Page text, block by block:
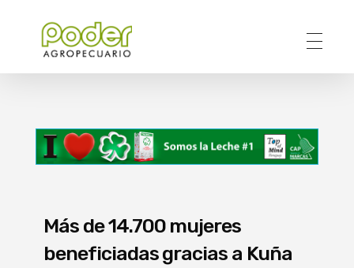
Más de 14.700 mujeres
beneficiadas gracias a Kuña